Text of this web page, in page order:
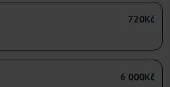
720Kč
6 000Kč